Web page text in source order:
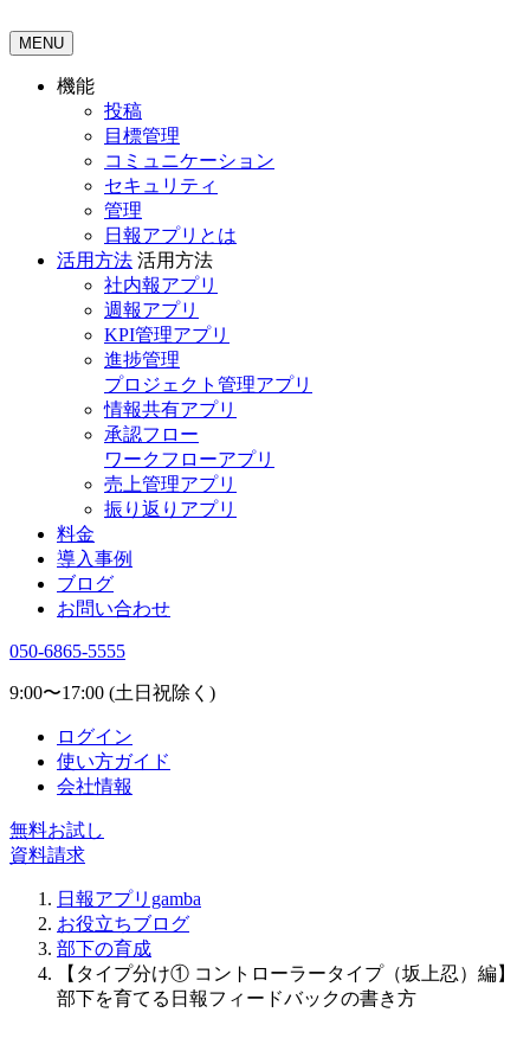
MENU
機能
投稿
目標管理
コミュニケーション
セキュリティ
管理
日報アプリとは
活用方法 活用方法
社内報アプリ
週報アプリ
KPI管理アプリ
進捗管理
プロジェクト管理アプリ
情報共有アプリ
承認フロー
ワークフローアプリ
売上管理アプリ
振り返りアプリ
料金
導入事例
ブログ
お問い合わせ
050-6865-5555
9:00〜17:00 (土日祝除く)
ログイン
使い方ガイド
会社情報
無料お試し
資料請求
日報アプリgamba
お役立ちブログ
部下の育成
【タイプ分け① コントローラータイプ（坂上忍）編】
部下を育てる日報フィードバックの書き方